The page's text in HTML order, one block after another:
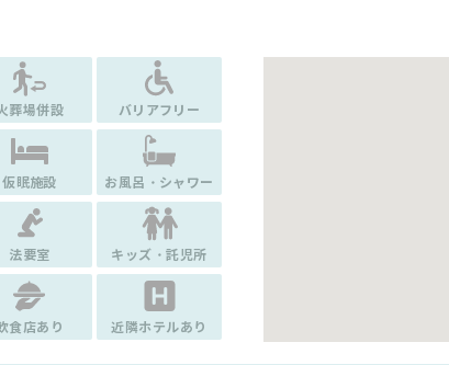
葬場併設 バリアフリー
仮眠施設 お風呂・シャワー
法要室 キッズ・託児所
食店あり 近隣ホテルあり